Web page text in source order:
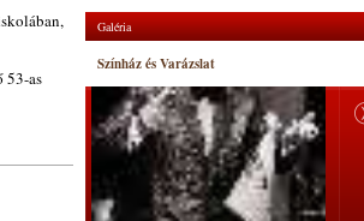
53-as
Galéria
Színház és Varázslat